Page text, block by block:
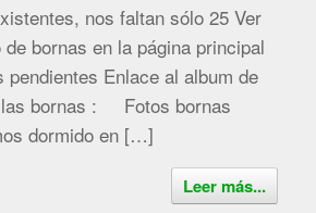
nos faltan sólo 25 Ver
de bornas en la página principal
Enlace al album de
las bornas : Fotos bornas
dormido en […]
Leer más...